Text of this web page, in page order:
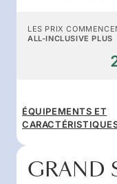
LES PRIX
ALL-INCLUSIVE PLUS
ÉQUIPEMENTS ET
GRAND